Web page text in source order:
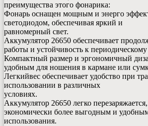
Микрофоны
преимущества этого фонарика:
Фонарь оснащен мощным и энерго
светодиодом, обеспечивая яркий и
равномерный свет.
Аккумулятор 26650 обеспечивает
работы и устойчивость к
Компактный размер и эргономичный
удобным для ношения в кармане или
Легкийвес обеспечивает удобство при
использовании в различных
условиях.
Аккумулятор 26650 легко
экономически более выгодным и
использования.